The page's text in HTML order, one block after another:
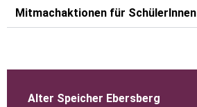
Mitmachaktionen für SchülerInnen
Alter Speicher Ebersberg